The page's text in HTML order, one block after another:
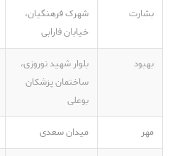
بشارت
شهرک فرهنگیان،
خیابان فارابی
بهبود
بلوار شهید نوروزی،
ساختمان پزشکان
بوعلی
مهر میدان سعدی